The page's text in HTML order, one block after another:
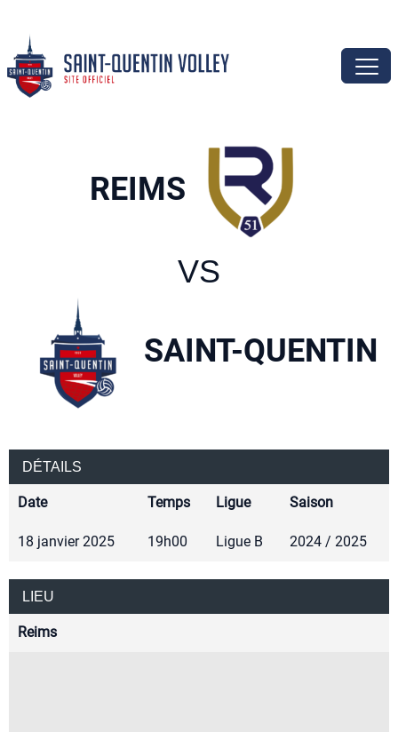
REIMS
VS
SAINT-QUENTIN
DÉTAILS
Date Temps Ligue Saison
18 janvier 2025 19h00 Ligue B 2024 / 2025
LIEU
Reims